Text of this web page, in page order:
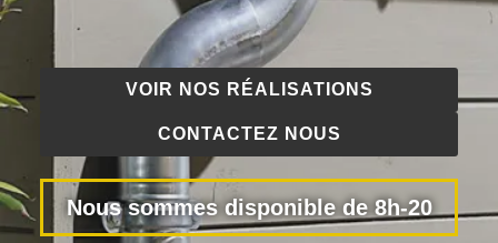
VOIR NOS RÉALISATIONS
CONTACTEZ NOUS
Nous sommes disponible de 8h-20